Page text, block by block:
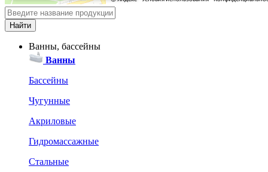
Ванны, бассейны
Ванны
Бассейны
Чугунные
Акриловые
Гидромассажные
Стальные